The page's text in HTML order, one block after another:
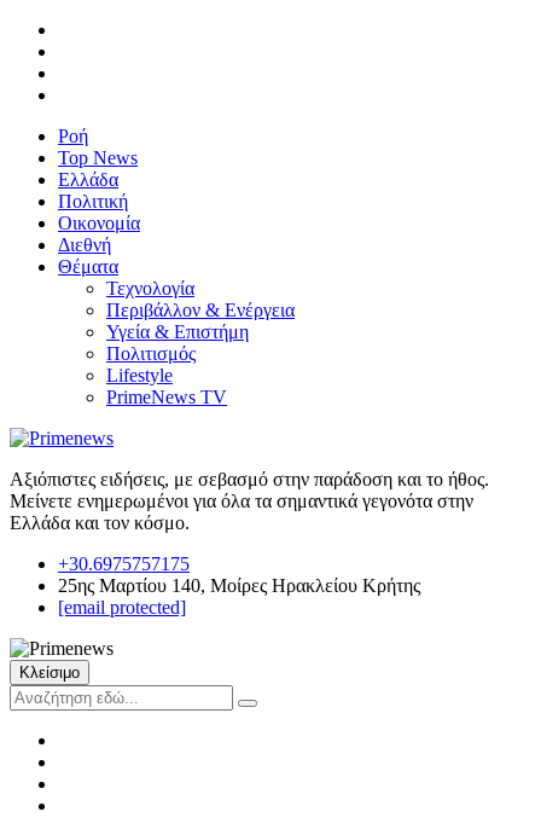
Ροή
Top News
Ελλάδα
Πολιτική
Οικονομία
Διεθνή
Θέματα
Τεχνολογία
Περιβάλλον & Ενέργεια
Υγεία & Επιστήμη
Πολιτισμός
Lifestyle
PrimeNews TV
Αξιόπιστες ειδήσεις, με σεβασμό στην παράδοση και το ήθος.
Μείνετε ενημερωμένοι για όλα τα σημαντικά γεγονότα στην
Ελλάδα και τον κόσμο.
+30.6975757175
25ης Μαρτίου 140, Μοίρες Ηρακλείου Κρήτης
[email protected]
Κλείσιμο